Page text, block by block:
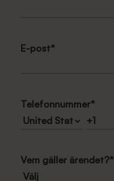
E-post*
Telefonnummer*
Vem gäller ärendet?*